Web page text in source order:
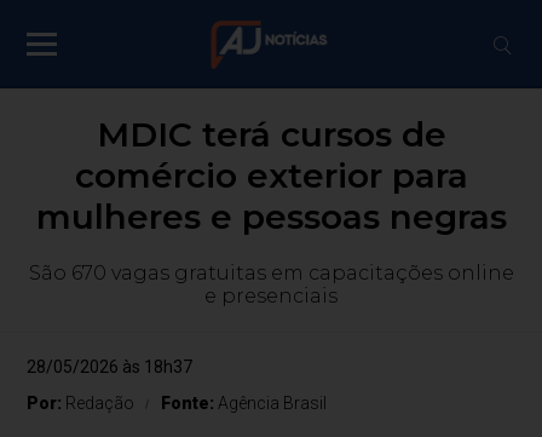
MDIC terá cursos de
comércio exterior para
mulheres e pessoas negras
São 670 vagas gratuitas em capacitações online
e presenciais
28/05/2026 às 18h37
Por: Redação Fonte: Agência Brasil